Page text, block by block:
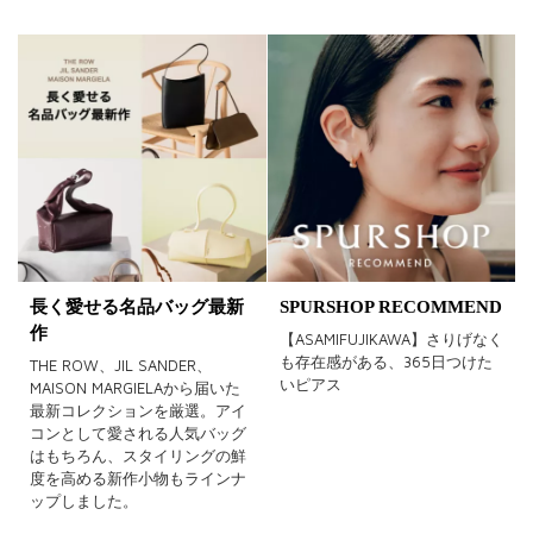
長く愛せる名品バッグ最新
作
THE ROW、JIL SANDER、
MAISON MARGIELAから届いた
最新コレクションを厳選。アイ
コンとして愛される人気バッグ
はもちろん、スタイリングの鮮
度を高める新作小物もラインナ
ップしました。
SPURSHOP RECOMMEND
【ASAMIFUJIKAWA】さりげなく
も存在感がある、365日つけた
いピアス